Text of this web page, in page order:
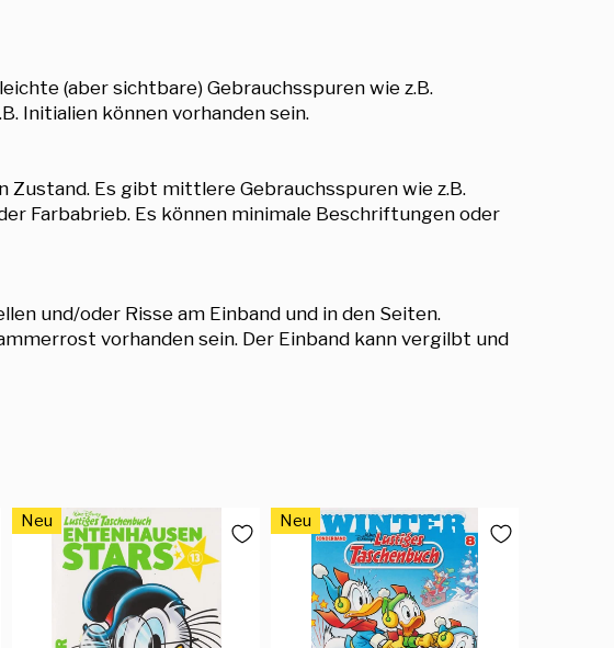
(aber sichtbare) Gebrauchsspuren wie z.B.
Initialien können vorhanden sein.
Zustand. Es gibt mittlere Gebrauchsspuren wie z.B.
Farbabrieb. Es können minimale Beschriftungen oder
und/oder Risse am Einband und in den Seiten.
vorhanden sein. Der Einband kann vergilbt und
Neu Neu